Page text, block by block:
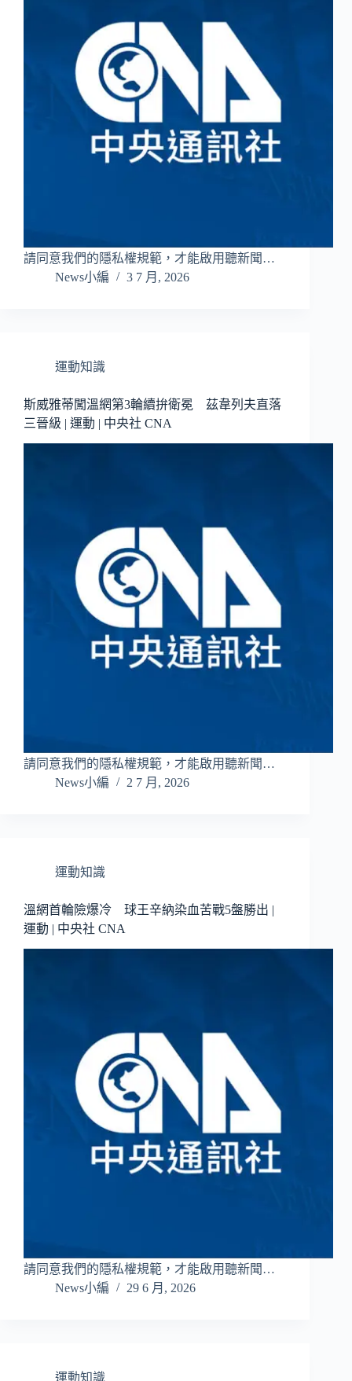
請同意我們的隱私權規範，才能啟用聽新聞…
News小編
3 7 月, 2026
運動知識
斯威雅蒂闖溫網第3輪續拚衛冕 茲韋列夫直落
三晉級 | 運動 | 中央社 CNA
請同意我們的隱私權規範，才能啟用聽新聞…
News小編
2 7 月, 2026
運動知識
溫網首輪險爆冷 球王辛納染血苦戰5盤勝出 |
運動 | 中央社 CNA
請同意我們的隱私權規範，才能啟用聽新聞…
News小編
29 6 月, 2026
運動知識